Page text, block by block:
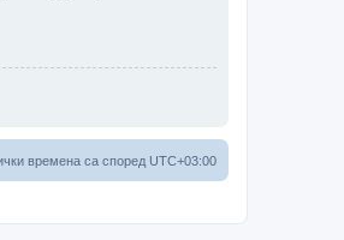
времена са според UTC+03:00